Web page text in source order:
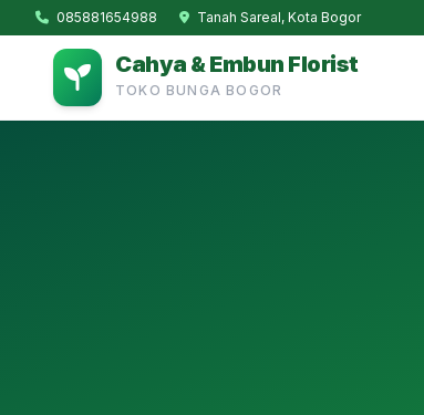
085881654988 Tanah Sareal, Kota Bogor
Cahya & Embun Florist
TOKO BUNGA BOGOR